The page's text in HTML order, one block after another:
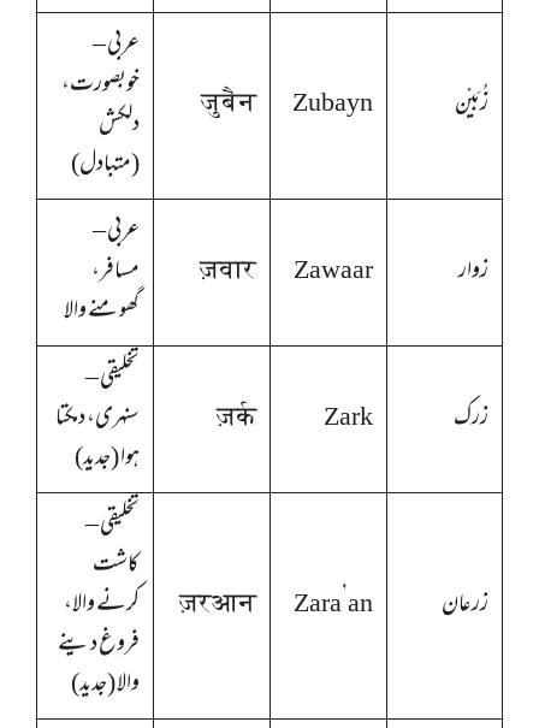
زُبَيْن Zubayn
जुबैन
عربی –
خوبصورت،
دلکش
(متبادل)
زوار Zawaar
ज़वार
عربی –
مسافر،
گھومنے والا
زرک Zark
ज़र्क
تخلیقی –
سنہری، دمکتا
ہوا (جدید)
زرعان Zara’an
ज़रआन
تخلیقی –
کاشت
کرنے والا،
فروغ دینے
والا (جدید)